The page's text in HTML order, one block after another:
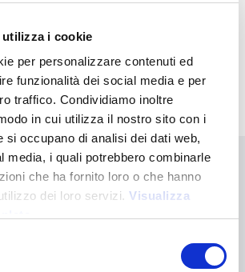
i cookie
per personalizzare contenuti ed
funzionalità dei social media e per
traffico. Condividiamo inoltre
in cui utilizza il nostro sito con i
si occupano di analisi dei dati web,
media, i quali potrebbero combinarle
che ha fornito loro o che hanno
dei loro servizi. Visualizza
1,200€ 1,200€ 1,200€ 1,200€ 1,200€
3,263€ 3,160€
what you're looking for?
or request your customised order